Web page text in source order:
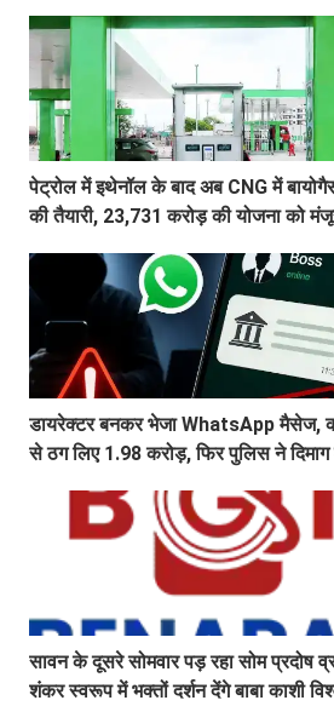
पेट्रोल में इथेनॉल के बाद अब CNG में
की तैयारी, 23,731 करोड़ की योजना को
डायरेक्टर बनकर भेजा WhatsApp मैसेज,
से ठग लिए 1.98 करोड़, फिर पुलिस ने
सावन के दूसरे सोमवार पड़ रहा सोम प्रदोष
शंकर स्वरूप में भक्तों दर्शन देंगे बाबा काशी